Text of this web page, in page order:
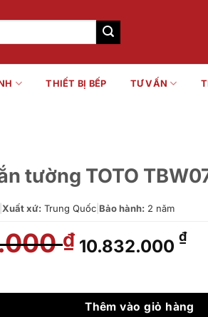
THIẾT BỊ BẾP TƯ VẤN
tường TOTO
Xuất xứ: Trung Quốc Bảo hành: 2 năm
₫ Giá
gốc
13.402.000 ₫.
10.832.000 ₫Giá
là:
TOTO TBW07003A số lượng
Thêm vào giỏ hàng